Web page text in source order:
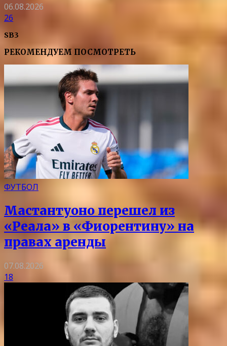
06.08.2026
26
SB3
РЕКОМЕНДУЕМ ПОСМОТРЕТЬ
ФУТБОЛ
Мастантуоно перешел из
«Реала» в «Фиорентину» на
правах аренды
07.08.2026
18